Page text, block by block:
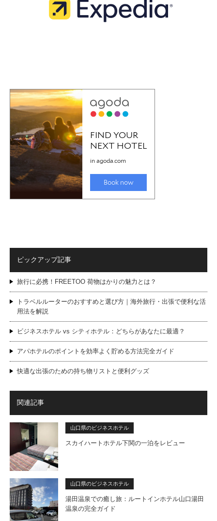
ピックアップ記事
旅行に必携！FREETOO 荷物はかりの魅力とは？
トラベルルーターのおすすめと選び方｜海外旅行・出張で便利な活
用法を解説
ビジネスホテル vs シティホテル：どちらがあなたに最適？
アパホテルのポイントを効率よく貯める方法完全ガイド
快適な出張のための持ち物リストと便利グッズ
関連記事
山口県のビジネスホテル
スカイハートホテル下関の一泊をレビュー
山口県のビジネスホテル
湯田温泉での癒し旅：ルートインホテル山口湯田
温泉の完全ガイド